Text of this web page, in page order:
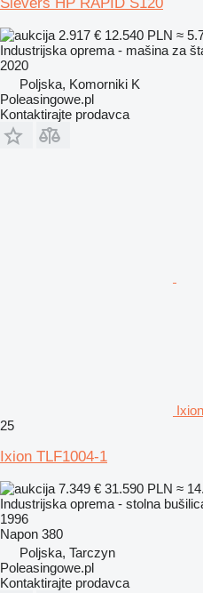
2.917 € 12.540 PLN ≈
Industrijska oprema - mašina za
2020
Poljska, Komorniki K
Poleasingowe.pl
Kontaktirajte prodavca
25
Ixion TLF1004-1
7.349 € 31.590 PLN ≈
Industrijska oprema - stolna
1996
Napon 380
Poljska, Tarczyn
Poleasingowe.pl
Kontaktirajte prodavca